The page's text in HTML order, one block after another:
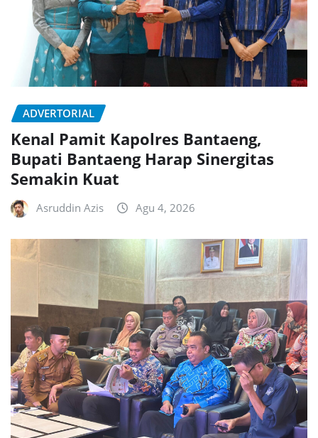
ADVERTORIAL
Kenal Pamit Kapolres Bantaeng,
Bupati Bantaeng Harap Sinergitas
Semakin Kuat
Asruddin Azis Agu 4, 2026